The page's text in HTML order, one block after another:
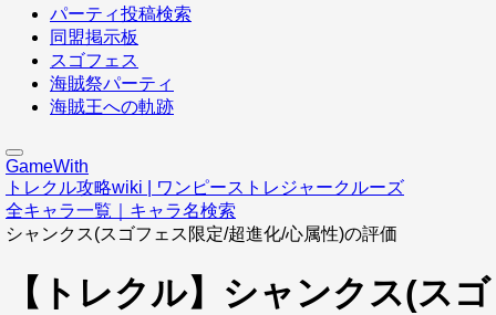
パーティ投稿検索
同盟掲示板
スゴフェス
海賊祭パーティ
海賊王への軌跡
GameWith
トレクル攻略wiki | ワンピーストレジャークルーズ
全キャラ一覧｜キャラ名検索
シャンクス(スゴフェス限定/超進化/心属性)の評価
【トレクル】シャンクス(スゴ